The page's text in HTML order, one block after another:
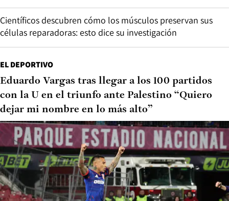
Científicos descubren cómo los músculos preservan sus
células reparadoras: esto dice su investigación
EL DEPORTIVO
Eduardo Vargas tras llegar a los 100 partidos
con la U en el triunfo ante Palestino “Quiero
dejar mi nombre en lo más alto”